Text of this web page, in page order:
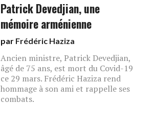
Patrick Devedjian, une
mémoire arménienne
par Frédéric Haziza
Ancien ministre, Patrick Devedjian,
âgé de 75 ans, est mort du Covid-19
ce 29 mars. Frédéric Haziza rend
hommage à son ami et rappelle ses
combats.